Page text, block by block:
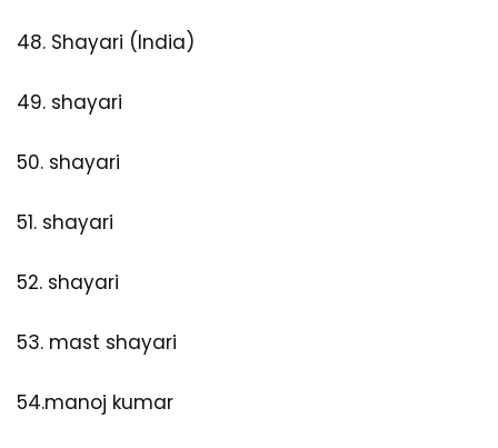
48. Shayari (India)
49. shayari
50. shayari
51. shayari
52. shayari
53. mast shayari
54.manoj kumar